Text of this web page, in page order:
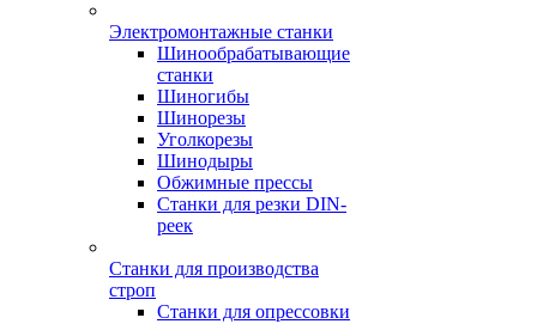
Электромонтажные станки
Шинообрабатывающие
станки
Шиногибы
Шинорезы
Уголкорезы
Шинодыры
Обжимные прессы
Станки для резки DIN-
реек
Станки для производства
строп
Станки для опрессовки